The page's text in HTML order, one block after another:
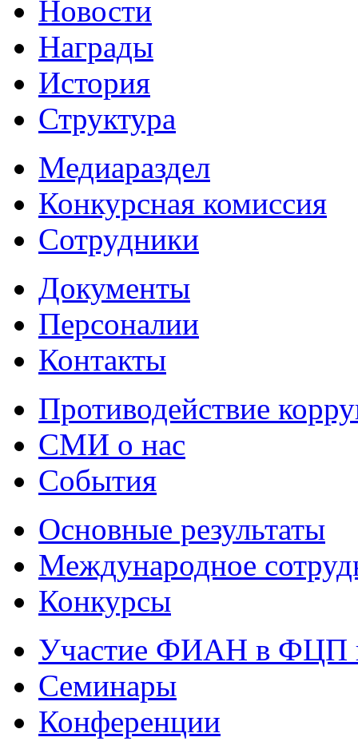
Новости
Награды
История
Структура
Медиараздел
Конкурсная комиссия
Сотрудники
Документы
Персоналии
Контакты
Противодействие
СМИ о нас
События
Основные результаты
Международное
Конкурсы
Участие ФИАН в ФЦП
Семинары
Конференции